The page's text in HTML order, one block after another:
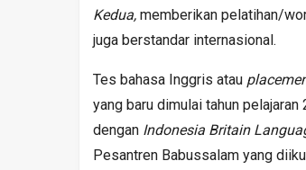
Kedua, memberikan pelatihan/
juga berstandar internasional.
Tes bahasa Inggris atau
yang baru dimulai tahun
dengan Indonesia Britain
Pesantren Babussalam yang